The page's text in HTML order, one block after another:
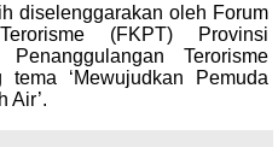
diselenggarakan oleh Forum
(FKPT) Provinsi
Terorisme
‘Mewujudkan Pemuda
Air’.